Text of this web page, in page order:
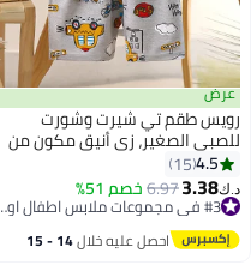
11
عرض
رويس طقم تي شيرت وشورت
للصبي الصغير، زي أنيق مكون من
قطعتين للأولاد الصغار، زي صيفي
من القطن مع بلوزة بنقشة كرتونية
وشورت بخصر مطاطي، مثالي
للارتداء اليومي أو المناسبات
المختلفة
4.5
15
د.ك‏3.38
6.97خصم 51%
#3 في
احصل عليه خلال 14 - 15